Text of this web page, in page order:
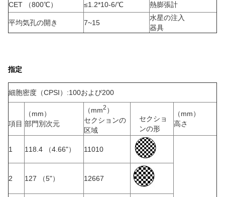
CET （800℃） ≤1.2*10-6/℃ 熱膨張計
平均気孔の開き 7~15
水星の注入
器具
指定
細胞密度（CPSI）:100および200
項目
（mm）
部門別次元
（mm2 ）
セクションの
区域
セクショ
ンの形
（mm）
高さ
1 118.4 （4.66"） 11010
2 127 （5"） 12667